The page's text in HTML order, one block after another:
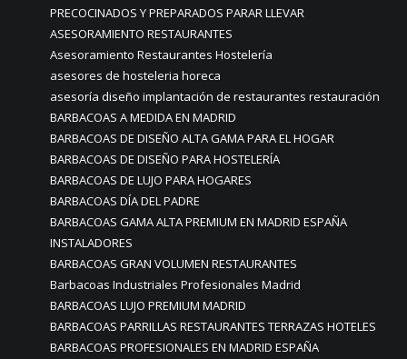
PRECOCINADOS Y PREPARADOS PARAR LLEVAR
ASESORAMIENTO RESTAURANTES
Asesoramiento Restaurantes Hostelería
asesores de hosteleria horeca
asesoría diseño implantación de restaurantes restauración
BARBACOAS A MEDIDA EN MADRID
BARBACOAS DE DISEÑO ALTA GAMA PARA EL HOGAR
BARBACOAS DE DISEÑO PARA HOSTELERÍA
BARBACOAS DE LUJO PARA HOGARES
BARBACOAS DÍA DEL PADRE
BARBACOAS GAMA ALTA PREMIUM EN MADRID ESPAÑA
INSTALADORES
BARBACOAS GRAN VOLUMEN RESTAURANTES
Barbacoas Industriales Profesionales Madrid
BARBACOAS LUJO PREMIUM MADRID
BARBACOAS PARRILLAS RESTAURANTES TERRAZAS HOTELES
BARBACOAS PROFESIONALES EN MADRID ESPAÑA